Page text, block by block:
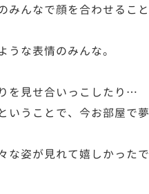
みんなで顔を合わせること
な表情のみんな。
を見せ合いっこしたり…
いうことで、今お部屋で夢
な姿が見れて嬉しかったで